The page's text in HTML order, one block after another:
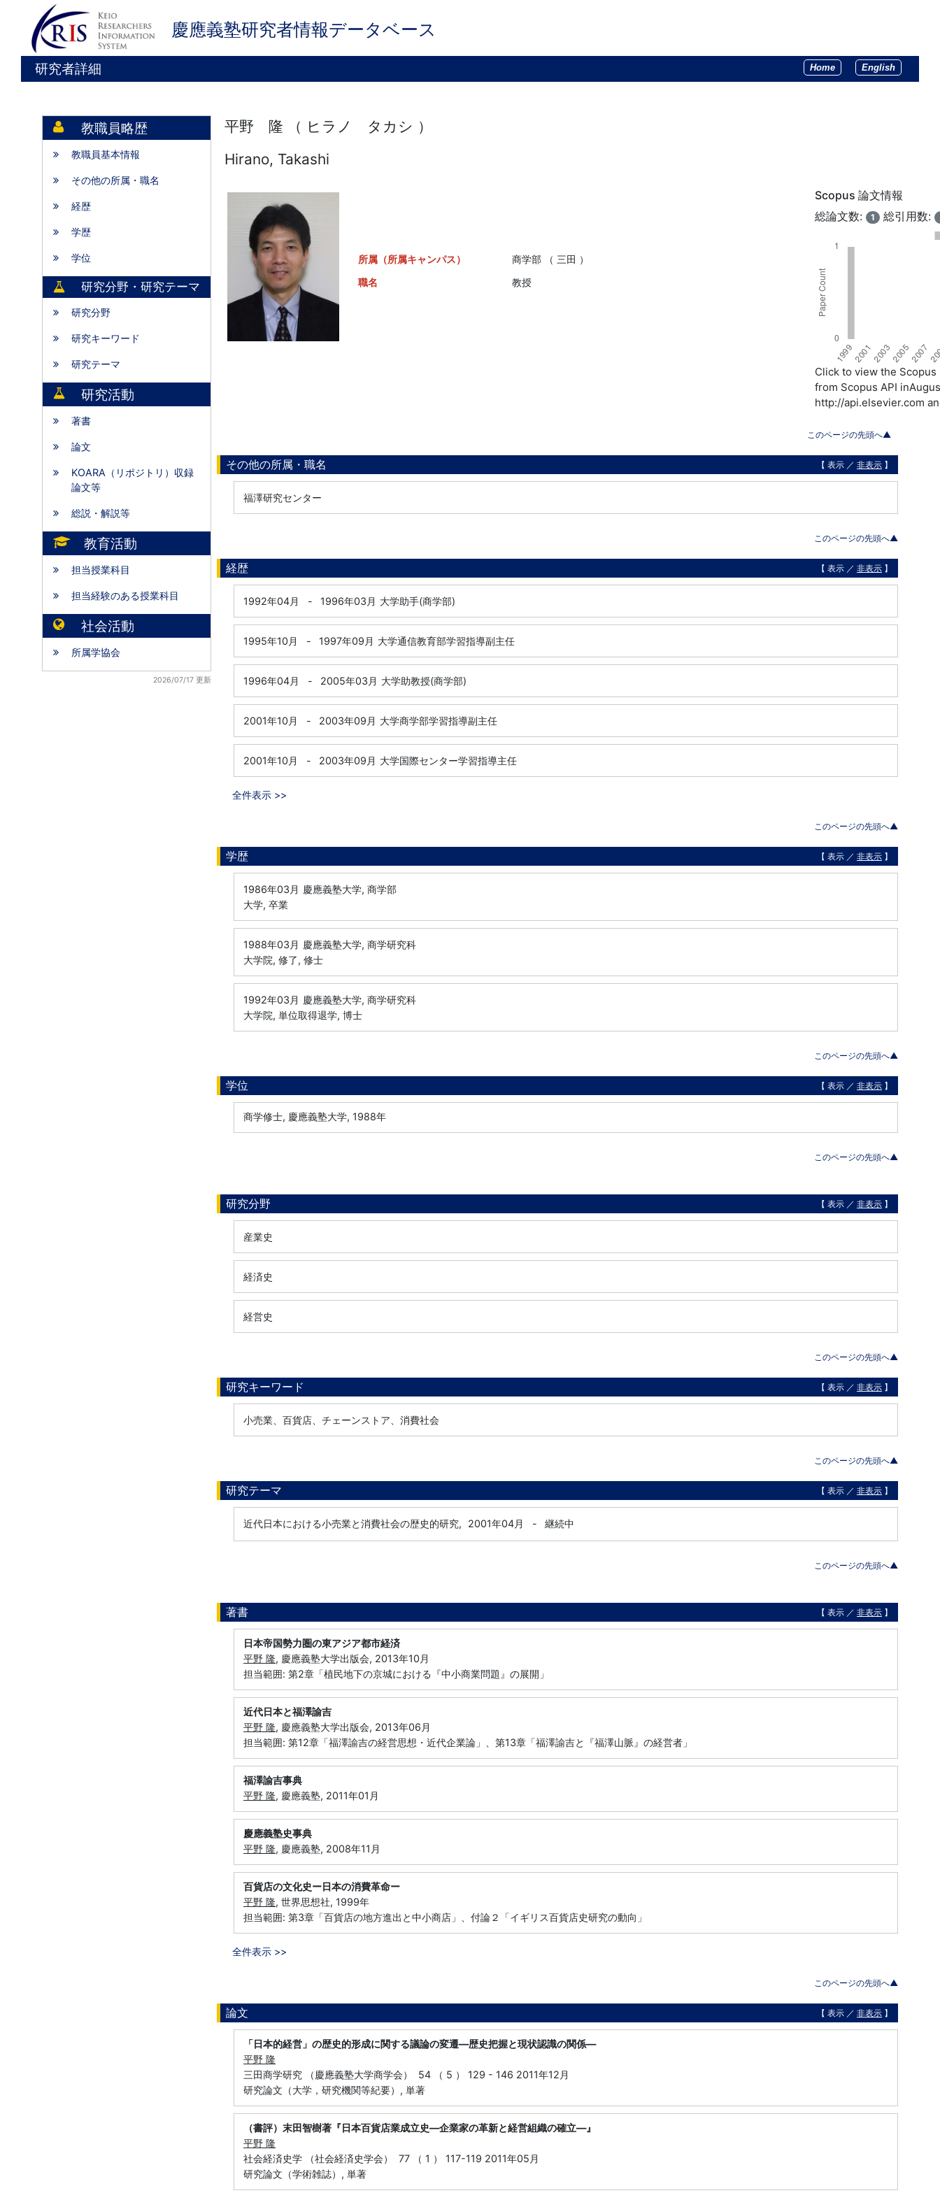
慶應義塾研究者情報データベース
研究者詳細 Home English
教職員略歴
教職員基本情報
その他の所属・職名
経歴
学歴
学位
研究分野・研究テーマ
研究分野
研究キーワード
研究テーマ
研究活動
著書
論文
KOARA（リポジトリ）収録
論文等
総説・解説等
教育活動
担当授業科目
担当経験のある授業科目
社会活動
所属学協会
2026/07/17 更新
平野 隆 （ ヒラノ タカシ ）
Hirano, Takashi
所属（所属キャンパス）
商学部 （ 三田 ）
職名
教授
Scopus 論文情報
総論文数:
1 総引用数:
Click to view the
from Scopus API
http://api.elsevier.com
このページの先頭へ▲
その他の所属・職名 【 表示 ／ 非表示 】
福澤研究センター
このページの先頭へ▲
経歴 【 表示 ／ 非表示 】
1992年04月 - 1996年03月 大学助手(商学部)
1995年10月 - 1997年09月 大学通信教育部学習指導副主任
1996年04月 - 2005年03月 大学助教授(商学部)
2001年10月 - 2003年09月 大学商学部学習指導副主任
2001年10月 - 2003年09月 大学国際センター学習指導主任
全件表示 >>
このページの先頭へ▲
学歴 【 表示 ／ 非表示 】
1986年03月 慶應義塾大学, 商学部
大学, 卒業
1988年03月 慶應義塾大学, 商学研究科
大学院, 修了, 修士
1992年03月 慶應義塾大学, 商学研究科
大学院, 単位取得退学, 博士
このページの先頭へ▲
学位 【 表示 ／ 非表示 】
商学修士, 慶應義塾大学, 1988年
このページの先頭へ▲
研究分野 【 表示 ／ 非表示 】
産業史
経済史
経営史
このページの先頭へ▲
研究キーワード 【 表示 ／ 非表示 】
小売業、百貨店、チェーンストア、消費社会
このページの先頭へ▲
研究テーマ 【 表示 ／ 非表示 】
近代日本における小売業と消費社会の歴史的研究, 2001年04月 - 継続中
このページの先頭へ▲
著書 【 表示 ／ 非表示 】
日本帝国勢力圏の東アジア都市経済
平野 隆, 慶應義塾大学出版会, 2013年10月
担当範囲: 第2章「植民地下の京城における『中小商業問題』の展開」
近代日本と福澤諭吉
平野 隆, 慶應義塾大学出版会, 2013年06月
担当範囲: 第12章「福澤諭吉の経営思想・近代企業論」、第13章「福澤諭吉と『福澤山脈』の経営者」
福澤諭吉事典
平野 隆, 慶應義塾, 2011年01月
慶應義塾史事典
平野 隆, 慶應義塾, 2008年11月
百貨店の文化史ー日本の消費革命ー
平野 隆, 世界思想社, 1999年
担当範囲: 第3章「百貨店の地方進出と中小商店」、付論２「イギリス百貨店史研究の動向」
全件表示 >>
このページの先頭へ▲
論文 【 表示 ／ 非表示 】
「日本的経営」の歴史的形成に関する議論の変遷―歴史把握と現状認識の関係―
平野 隆
三田商学研究 （慶應義塾大学商学会） 54 （ 5 ） 129 - 146 2011年12月
研究論文（大学，研究機関等紀要）, 単著
（書評）末田智樹著『日本百貨店業成立史―企業家の革新と経営組織の確立―』
平野 隆
社会経済史学 （社会経済史学会） 77 （ 1 ） 117-119 2011年05月
研究論文（学術雑誌）, 単著